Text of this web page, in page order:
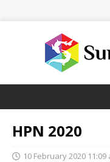
HPN 2020
10 February 2020 11:09